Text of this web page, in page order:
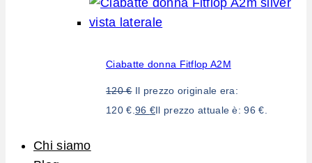
Ciabatte donna Fitflop A2M
120€ Il prezzo originale era:
120 €. 96 €Il prezzo attuale è: 96 €.
Chi siamo